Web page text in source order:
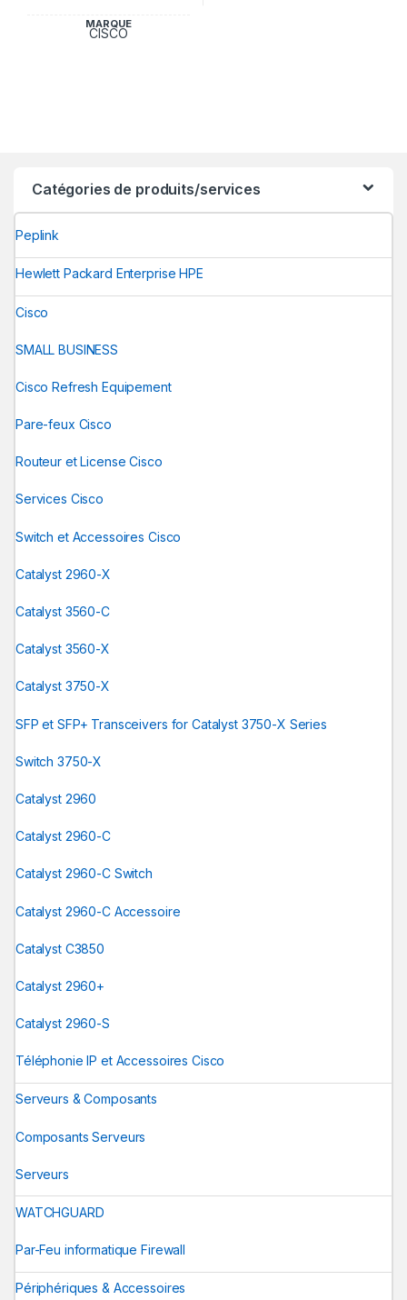
MARQUE
CISCO
Catégories de produits/services
Peplink
Hewlett Packard Enterprise HPE
Cisco
SMALL BUSINESS
Cisco Refresh Equipement
Pare-feux Cisco
Routeur et License Cisco
Services Cisco
Switch et Accessoires Cisco
Catalyst 2960-X
Catalyst 3560-C
Catalyst 3560-X
Catalyst 3750-X
SFP et SFP+ Transceivers for Catalyst 3750-X Series
Switch 3750-X
Catalyst 2960
Catalyst 2960-C
Catalyst 2960-C Switch
Catalyst 2960-C Accessoire
Catalyst C3850
Catalyst 2960+
Catalyst 2960-S
Téléphonie IP et Accessoires Cisco
Serveurs & Composants
Composants Serveurs
Serveurs
WATCHGUARD
Par-Feu informatique Firewall
Périphériques & Accessoires